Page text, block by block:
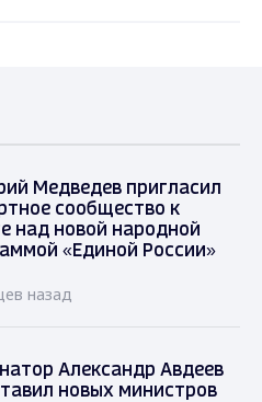
Медведев пригласил
сообщество к
над новой народной
«Единой России»
назад
Александр Авдеев
новых министров